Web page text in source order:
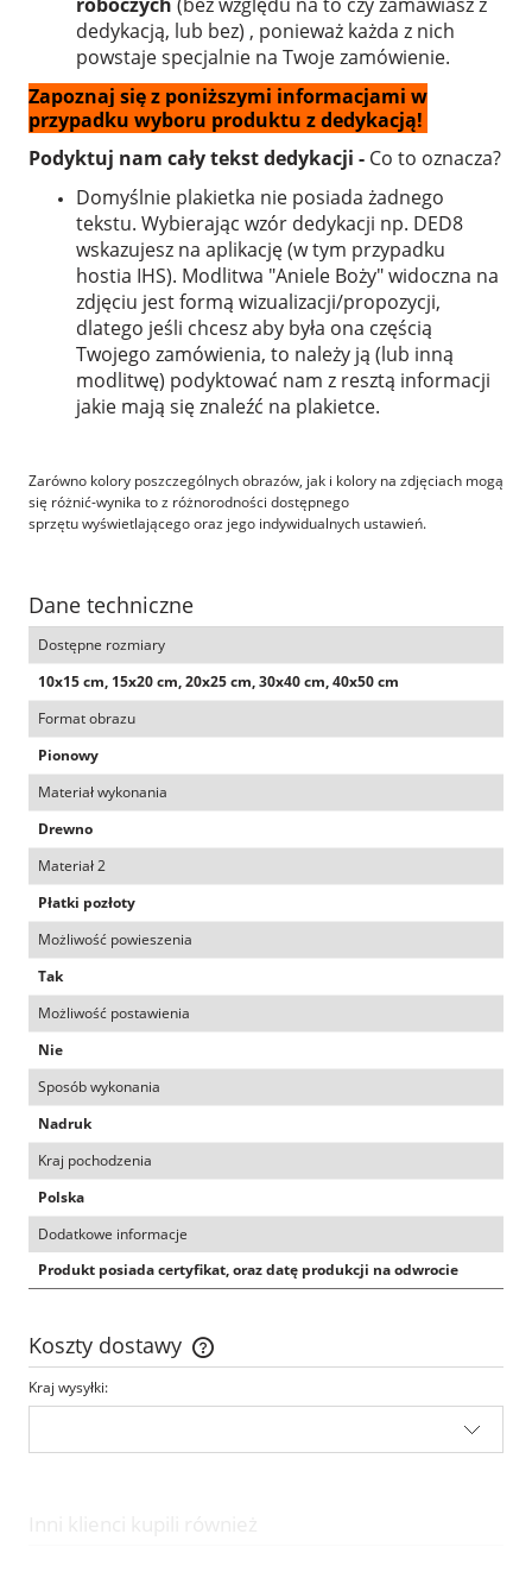
dedykacją, lub bez) , ponieważ każda z nich
powstaje specjalnie na Twoje zamówienie.
Zapoznaj się z poniższymi informacjami w
przypadku wyboru produktu z dedykacją!
Podyktuj nam cały tekst dedykacji - Co to oznacza?
Domyślnie plakietka nie posiada żadnego
tekstu. Wybierając wzór dedykacji np. DED8
wskazujesz na aplikację (w tym przypadku
hostia IHS). Modlitwa "Aniele Boży" widoczna na
zdjęciu jest formą wizualizacji/propozycji,
dlatego jeśli chcesz aby była ona częścią
Twojego zamówienia, to należy ją (lub inną
modlitwę) podyktować nam z resztą informacji
jakie mają się znaleźć na plakietce.
Zarówno kolory poszczególnych obrazów, jak i kolory na zdjęciach mogą
się różnić-wynika to z różnorodności dostępnego
sprzętu wyświetlającego oraz jego indywidualnych ustawień.
Dane techniczne
Dostępne rozmiary
10x15 cm, 15x20 cm, 20x25 cm, 30x40 cm, 40x50 cm
Format obrazu
Pionowy
Materiał wykonania
Drewno
Materiał 2
Płatki pozłoty
Możliwość powieszenia
Tak
Możliwość postawienia
Nie
Sposób wykonania
Nadruk
Kraj pochodzenia
Polska
Dodatkowe informacje
Produkt posiada certyfikat, oraz datę produkcji na odwrocie
Koszty dostawy
Cena nie zawiera ewentualnych kosztów płatności
Kraj wysyłki: